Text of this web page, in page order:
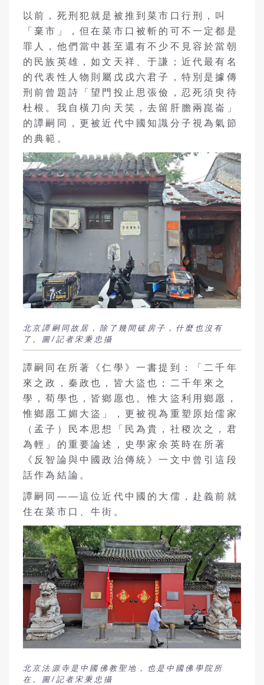
以前，死刑犯就是被推到菜市口行刑，叫
「棄市」，但在菜市口被斬的可不一定都是
罪人，他們當中甚至還有不少不見容於當朝
的民族英雄，如文天祥、于謙；近代最有名
的代表性人物則屬戊戌六君子，特別是據傳
刑前曾題詩「望門投止思張儉，忍死須臾待
杜根。我自橫刀向天笑，去留肝膽兩崑崙」
的譚嗣同，更被近代中國知識分子視為氣節
的典範。
北京譚嗣同故居，除了幾間破房子，什麼也沒有
了。圖/記者宋秉忠攝
譚嗣同在所著《仁學》一書提到：「二千年
來之政，秦政也，皆大盜也；二千年來之
學，荀學也，皆鄉愿也。惟大盜利用鄉愿，
惟鄉愿工媚大盜」，更被視為重塑原始儒家
（孟子）民本思想「民為貴，社稷次之，君
為輕」的重要論述，史學家余英時在所著
《反智論與中國政治傳統》一文中曾引這段
話作為結論。
譚嗣同——這位近代中國的大儒，赴義前就
住在菜市口、牛街。
北京法源寺是中國佛教聖地，也是中國佛學院所
在。圖/記者宋秉忠攝